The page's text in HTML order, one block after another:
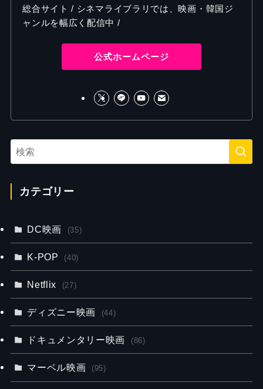
総合サイト / シネマライブラリでは、映画・韓国ジ
ャンルを幅広く配信中 /
公式ホームページ
カテゴリー
DC映画 (35)
K-POP (40)
Netflix (27)
ディズニー映画 (44)
ドキュメンタリー映画 (86)
マーベル映画 (95)